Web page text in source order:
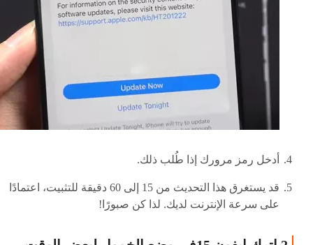
أدخل رمز مرورك إذا طُلب ذلك.
قد يستغرق هذا التحديث من 15 إلى 60 دقيقة للتثبيت، اعتمادًا
على سرعة الإنترنت لديك. لذا كن صبورًا!